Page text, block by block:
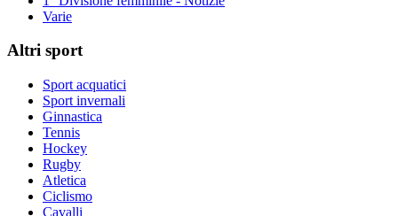
Varie
Altri sport
Sport acquatici
Sport invernali
Ginnastica
Tennis
Hockey
Rugby
Atletica
Ciclismo
Cavalli